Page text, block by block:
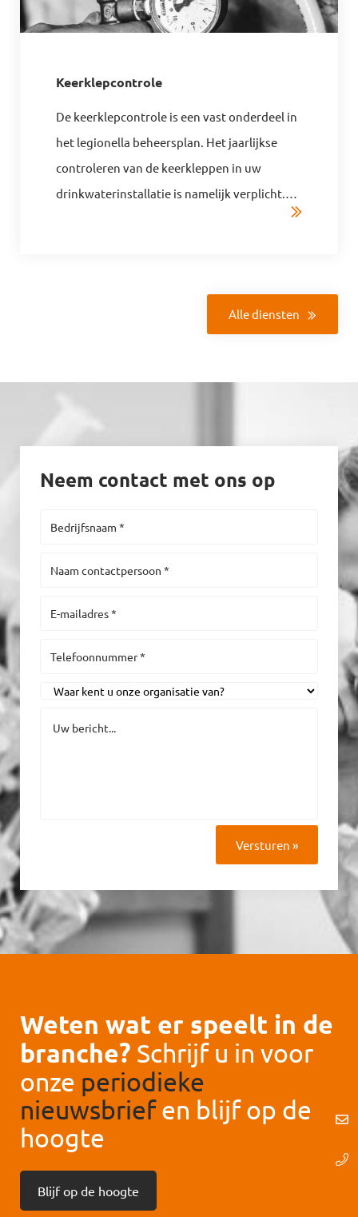
Keerklepcontrole
De keerklepcontrole is een vast onderdeel in
het legionella beheersplan. Het jaarlijkse
controleren van de keerkleppen in uw
drinkwaterinstallatie is namelijk verplicht.…
Alle diensten
Neem contact met ons op
Versturen »
Weten wat er speelt in de
branche? Schrijf u in voor
onze periodieke
nieuwsbriefen blijf op de
hoogte
Blijf op de hoogte